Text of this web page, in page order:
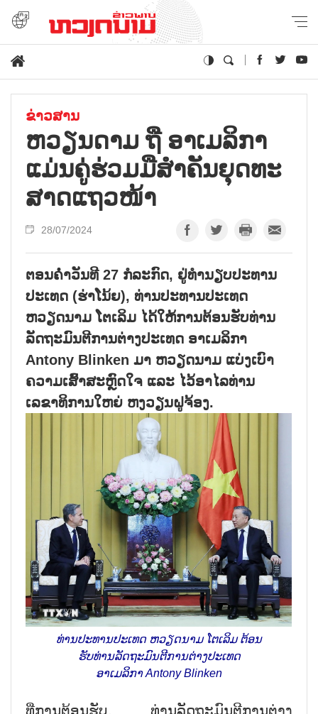
ຂ່າວສານ
ຫວຽນ​ດາມ ຖື ອາ​ເມ​ລິ​ກາ
ແມ່ນ​ຄູ່​ຮ່ວມ​ມື​ສຳ​ຄັນ​ຍຸດ​ທະ​
ສາດ​ແຖວ​ໜ້າ
28/07/2024
ຕອນຄ່ຳວັນທີ 27 ກໍລະກົດ, ຢູ່ທຳນຽບປະທານ
ປະເທດ (ຮ່າໂນ້ຍ), ທ່ານປະທານປະເທດ
ຫວຽດນາມ ໂຕເລິມ ໄດ້ໃຫ້ການຕ້ອນຮັບທ່ານ
ລັດຖະມົນຕີການຕ່າງປະເທດ ອາເມລິກາ
Antony Blinken ມາ ຫວຽດນາມ ແບ່ງເບົາ
ຄວາມເສົ້າສະຫຼົດໃຈ ແລະ ໄວ້ອາໄລທ່ານ
ເລຂາທິການໃຫຍ່ ຫງວຽນຝູຈ້ອງ.
ທ່ານປະທານປະເທດ ຫວຽດນາມ ໂຕເລິມ ຕ້ອນ
ຮັບທ່ານລັດຖະມົນຕີການຕ່າງປະເທດ
ອາເມລິກາ Antony Blinken
ທີ່ການຕ້ອນຮັບ, ທ່ານລັດຖະມົນຕີການຕ່າງ